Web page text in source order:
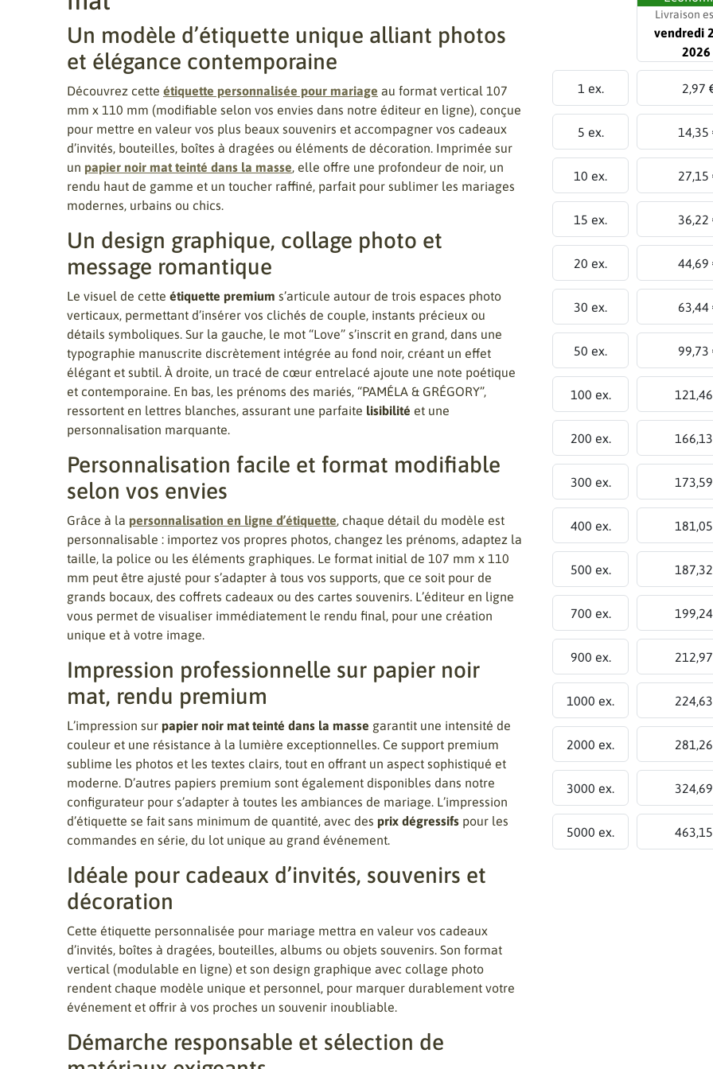
Un modèle d’étiquette unique alliant photos
et élégance contemporaine
Découvrez cette étiquette personnalisée pour mariage au format vertical 107
mm x 110 mm (modifiable selon vos envies dans notre éditeur en ligne), conçue
pour mettre en valeur vos plus beaux souvenirs et accompagner vos cadeaux
d’invités, bouteilles, boîtes à dragées ou éléments de décoration. Imprimée sur
un papier noir mat teinté dans la masse, elle offre une profondeur de noir, un
rendu haut de gamme et un toucher raffiné, parfait pour sublimer les mariages
modernes, urbains ou chics.
Un design graphique, collage photo et
message romantique
Le visuel de cette étiquette premium s’articule autour de trois espaces photo
verticaux, permettant d’insérer vos clichés de couple, instants précieux ou
détails symboliques. Sur la gauche, le mot “Love” s’inscrit en grand, dans une
typographie manuscrite discrètement intégrée au fond noir, créant un effet
élégant et subtil. À droite, un tracé de cœur entrelacé ajoute une note poétique
et contemporaine. En bas, les prénoms des mariés, “PAMÉLA & GRÉGORY”,
ressortent en lettres blanches, assurant une parfaite lisibilité et une
personnalisation marquante.
Personnalisation facile et format modifiable
selon vos envies
Grâce à la personnalisation en ligne d’étiquette, chaque détail du modèle est
personnalisable : importez vos propres photos, changez les prénoms, adaptez la
taille, la police ou les éléments graphiques. Le format initial de 107 mm x 110
mm peut être ajusté pour s’adapter à tous vos supports, que ce soit pour de
grands bocaux, des coffrets cadeaux ou des cartes souvenirs. L’éditeur en ligne
vous permet de visualiser immédiatement le rendu final, pour une création
unique et à votre image.
Impression professionnelle sur papier noir
mat, rendu premium
L’impression sur papier noir mat teinté dans la masse garantit une intensité de
couleur et une résistance à la lumière exceptionnelles. Ce support premium
sublime les photos et les textes clairs, tout en offrant un aspect sophistiqué et
moderne. D’autres papiers premium sont également disponibles dans notre
configurateur pour s’adapter à toutes les ambiances de mariage. L’impression
d’étiquette se fait sans minimum de quantité, avec des prix dégressifs pour les
commandes en série, du lot unique au grand événement.
Idéale pour cadeaux d’invités, souvenirs et
décoration
Cette étiquette personnalisée pour mariage mettra en valeur vos cadeaux
d’invités, boîtes à dragées, bouteilles, albums ou objets souvenirs. Son format
vertical (modulable en ligne) et son design graphique avec collage photo
rendent chaque modèle unique et personnel, pour marquer durablement votre
événement et offrir à vos proches un souvenir inoubliable.
Démarche responsable et sélection de
Livraison
vendredi
2026
1 ex. 2,97
5 ex. 14,35
10 ex. 27,15
15 ex. 36,22
20 ex. 44,69
30 ex. 63,44
50 ex. 99,73
100 ex.
200 ex.
300 ex.
400 ex.
500 ex.
700 ex.
900 ex.
1000 ex.
2000 ex.
3000 ex.
5000 ex.